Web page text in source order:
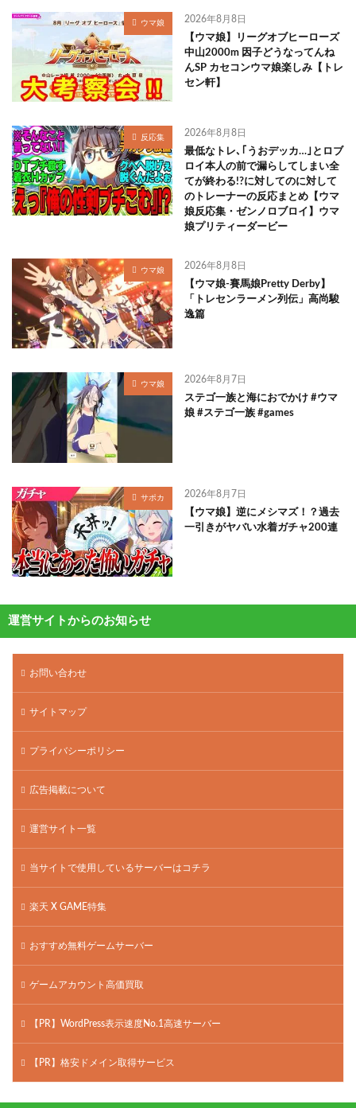
ウマ娘 2026年8月8日
【ウマ娘】リーグオブヒーローズ
中山2000m 因子どうなってんね
んSP カセコンウマ娘楽しみ【トレ
セン軒】
反応集 2026年8月8日
最低なトレ､｢うおデッカ…｣とロブ
ロイ本人の前で漏らしてしまい全
てが終わる!?に対してのに対して
のトレーナーの反応まとめ【ウマ
娘反応集・ゼンノロブロイ】ウマ
娘プリティーダービー
ウマ娘 2026年8月8日
【ウマ娘-賽馬娘Pretty Derby】
「トレセンラーメン列伝」高尚駿
逸篇
ウマ娘 2026年8月7日
ステゴ一族と海におでかけ #ウマ
娘 #ステゴ一族 #games
サポカ 2026年8月7日
【ウマ娘】逆にメシマズ！？過去
一引きがヤバい水着ガチャ200連
運営サイトからのお知らせ
お問い合わせ
サイトマップ
プライバシーポリシー
広告掲載について
運営サイト一覧
当サイトで使用しているサーバーはコチラ
楽天 X GAME特集
おすすめ無料ゲームサーバー
ゲームアカウント高価買取
【PR】WordPress表示速度No.1高速サーバー
【PR】格安ドメイン取得サービス